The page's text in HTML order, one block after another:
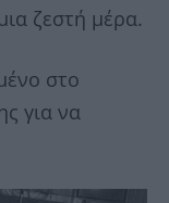
ζεστή μέρα.
στο
για να